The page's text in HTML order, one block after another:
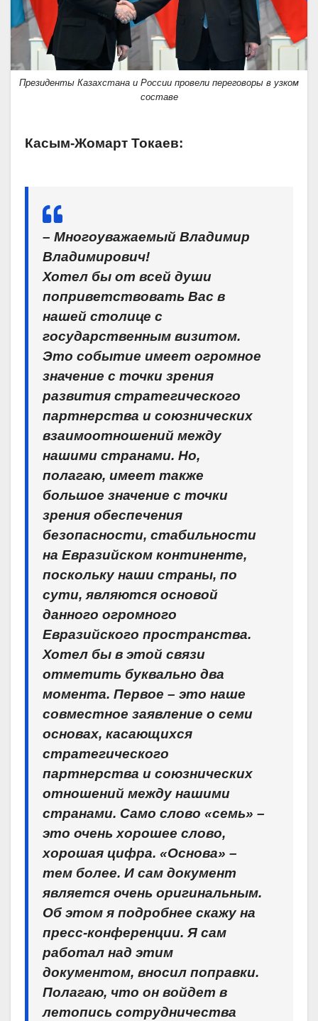
Президенты Казахстана и России провели переговоры в узком
составе
Касым-Жомарт Токаев:
– Многоуважаемый Владимир
Владимирович!
Хотел бы от всей души
поприветствовать Вас в
нашей столице с
государственным визитом.
Это событие имеет огромное
значение с точки зрения
развития стратегического
партнерства и союзнических
взаимоотношений между
нашими странами. Но,
полагаю, имеет также
большое значение с точки
зрения обеспечения
безопасности, стабильности
на Евразийском континенте,
поскольку наши страны, по
сути, являются основой
данного огромного
Евразийского пространства.
Хотел бы в этой связи
отметить буквально два
момента. Первое – это наше
совместное заявление о семи
основах, касающихся
стратегического
партнерства и союзнических
отношений между нашими
странами. Само слово «семь» –
это очень хорошее слово,
хорошая цифра. «Основа» –
тем более. И сам документ
является очень оригинальным.
Об этом я подробнее скажу на
пресс-конференции. Я сам
работал над этим
документом, вносил поправки.
Полагаю, что он войдет в
летопись сотрудничества